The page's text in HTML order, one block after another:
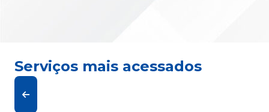
Serviços mais acessados